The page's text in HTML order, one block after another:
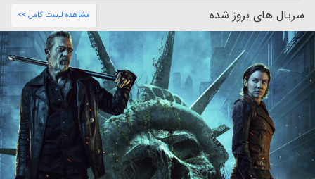
سریال های بروز شده مشاهده لیست کامل >>